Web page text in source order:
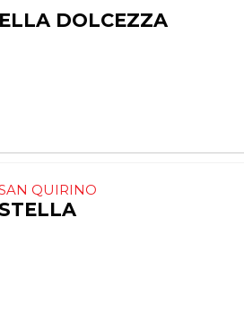
DOLCEZZA
QUIRINO
STELLA